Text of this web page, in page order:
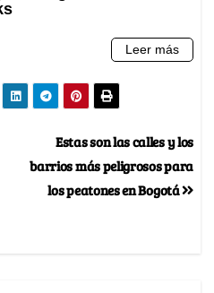
Estas son las calles y los
barrios más peligrosos para
los peatones en Bogotá